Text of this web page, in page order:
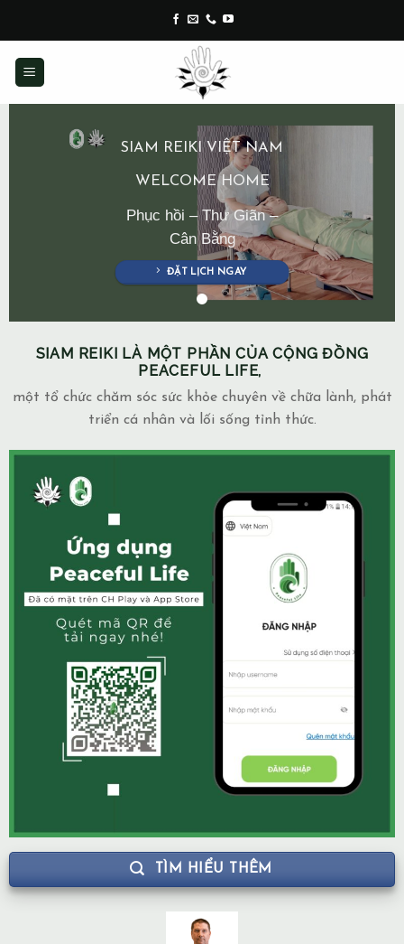
content
SIAM REIKI VIỆT NAM
WELCOME HOME
Phục hồi – Thư Giãn –
Cân Bằng
ĐẶT LỊCH NGAY
SIAM REIKI LÀ MỘT PHẦN CỦA CỘNG ĐỒNG
PEACEFUL LIFE,
một tổ chức chăm sóc sức khỏe chuyên về chữa lành, phát
triển cá nhân và lối sống tỉnh thức.
TÌM HIỂU THÊM